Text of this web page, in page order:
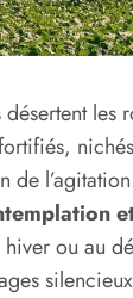
les
de
ou au